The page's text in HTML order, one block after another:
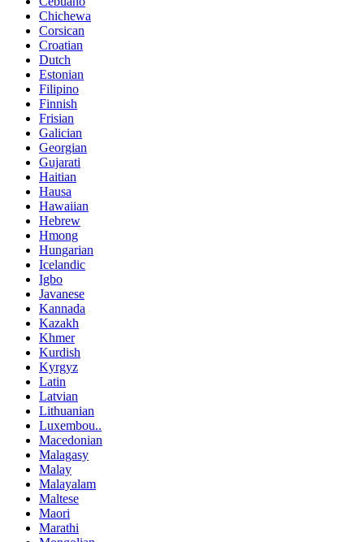
Chichewa
Corsican
Croatian
Dutch
Estonian
Filipino
Finnish
Frisian
Galician
Georgian
Gujarati
Haitian
Hausa
Hawaiian
Hebrew
Hmong
Hungarian
Icelandic
Igbo
Javanese
Kannada
Kazakh
Khmer
Kurdish
Kyrgyz
Latin
Latvian
Lithuanian
Luxembou..
Macedonian
Malagasy
Malay
Malayalam
Maltese
Maori
Marathi